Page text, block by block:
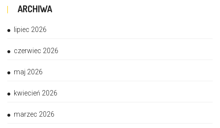
ARCHIWA
lipiec 2026
czerwiec 2026
maj 2026
kwiecień 2026
marzec 2026